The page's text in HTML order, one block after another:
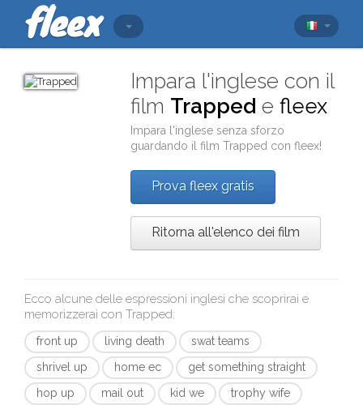
Impara l'inglese con il
film Trapped efleex
Impara l'inglese senza sforzo
guardando il filmTrapped confleex!
Prova fleex gratis
Ritorna all'elenco dei film
Ecco alcune delle espressioni inglesi che scoprirai e
memorizzerai con Trapped:
front up living death
swat teams
shrivel up
home ec
get something straight
hop up
mail out kid we trophy wife